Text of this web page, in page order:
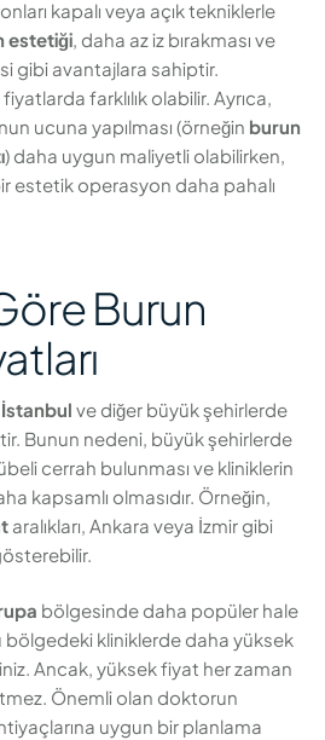
kapalı veya açık tekniklerle
estetiği , daha az iz bırakması ve
gibi avantajlara sahiptir.
farklılık olabilir. Ayrıca,
ucuna yapılması (örneğin burun
) daha uygun maliyetli olabilirken,
estetik operasyon daha pahalı
Burun
ve diğer büyük şehirlerde
Bunun nedeni, büyük şehirlerde
cerrah bulunması ve kliniklerin
kapsamlı olmasıdır. Örneğin,
aralıkları, Ankara veya İzmir gibi
bölgesinde daha popüler hale
bölgedeki kliniklerde daha yüksek
Ancak, yüksek fiyat her zaman
Önemli olan doktorun
uygun bir planlama